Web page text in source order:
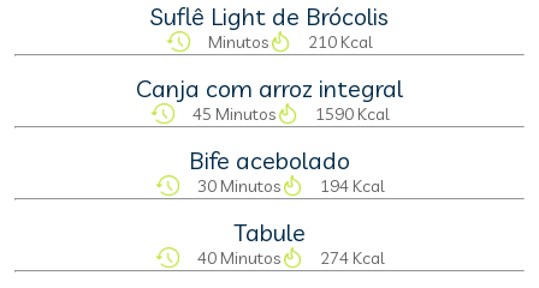
Suflê Light de Brócolis
Minutos 210 Kcal
Canja com arroz integral
45 Minutos 1590 Kcal
Bife acebolado
30 Minutos 194 Kcal
Tabule
40 Minutos 274 Kcal